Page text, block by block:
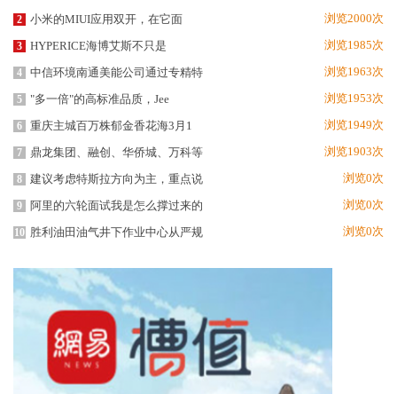
2 小米的MIUI应用双开，在它面 浏览2000次
3 HYPERICE海博艾斯不只是 浏览1985次
4 中信环境南通美能公司通过专精特 浏览1963次
5 "多一倍"的高标准品质，Jee 浏览1953次
6 重庆主城百万株郁金香花海3月1 浏览1949次
7 鼎龙集团、融创、华侨城、万科等 浏览1903次
8 建议考虑特斯拉方向为主，重点说 浏览0次
9 阿里的六轮面试我是怎么撑过来的 浏览0次
10 胜利油田油气井下作业中心从严规 浏览0次